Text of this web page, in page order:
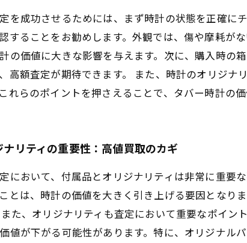
を成功させるためには、まず時計の状態を正確に
することをお勧めします。外観では、傷や摩耗が
の価値に大きな影響を与えます。次に、購入時の
高額査定が期待できます。 また、時計のオリジ
れらのポイントを押さえることで、タバー時計の
リティの重要性：高値買取のカギ
において、付属品とオリジナリティは非常に重要
とは、時計の価値を大きく引き上げる要因となり
た、オリジナリティも査定において重要なポイ
値が下がる可能性があります。特に、オリジナル